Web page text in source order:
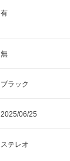
有
無
ブラック
2025/06/25
ステレオ